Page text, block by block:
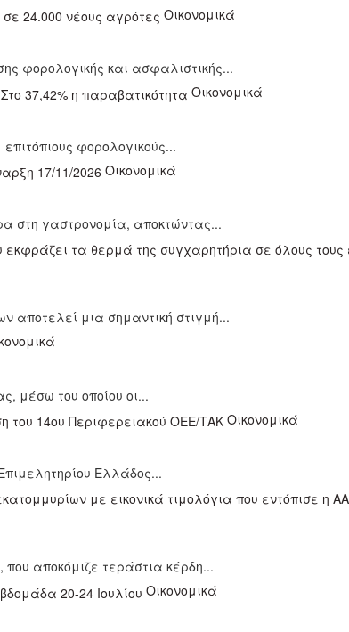
Οικονομικά
φορολογικής και ασφαλιστικής...
Οικονομικά
φορολογικούς...
Οικονομικά
στη γαστρονομία, αποκτώντας...
μια σημαντική στιγμή...
μέσω του οποίου οι...
Οικονομικά
Ελλάδος...
αποκόμιζε τεράστια κέρδη...
Οικονομικά